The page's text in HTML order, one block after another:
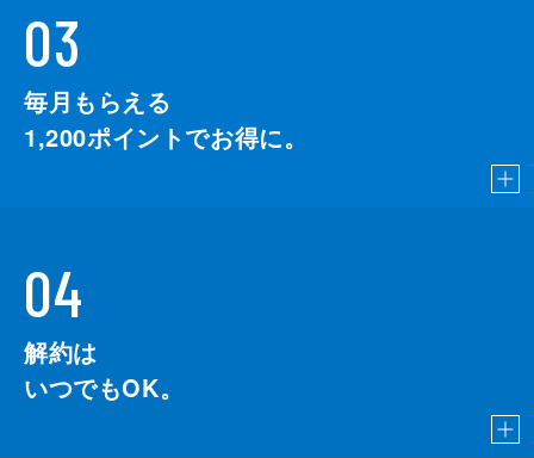
03
毎月もらえる
1,200ポイントでお得に。
04
解約は
いつでもOK。